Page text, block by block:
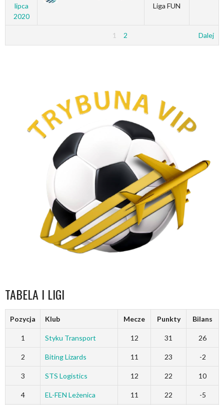
lipca
2020
Liga FUN
1 2 Dalej
TABELA I LIGI
Pozycja Klub Mecze Punkty Bilans
1 Styku Transport 12 31 26
2 Biting Lizards 11 23 -2
3 STS Logistics 12 22 10
4 EL-FEN Leżenica 11 22 -5